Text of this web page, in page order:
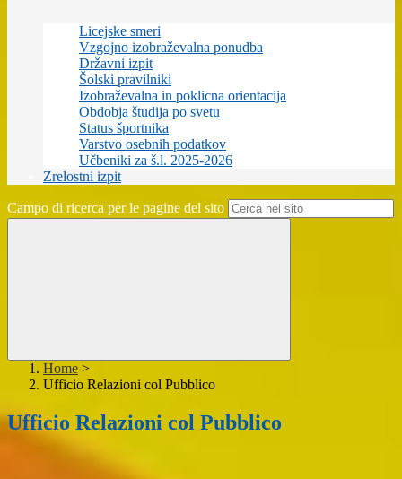
Licejske smeri
Vzgojno izobraževalna ponudba
Državni izpit
Šolski pravilniki
Izobraževalna in poklicna orientacija
Obdobja študija po svetu
Status športnika
Varstvo osebnih podatkov
Učbeniki za š.l. 2025-2026
Zrelostni izpit
Campo di ricerca per le pagine del sito
Home >
Ufficio Relazioni col Pubblico
Ufficio Relazioni col Pubblico